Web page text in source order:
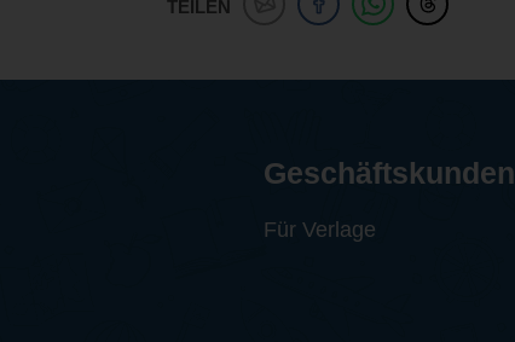
TEILEN
Geschäftskunden
Für Verlage